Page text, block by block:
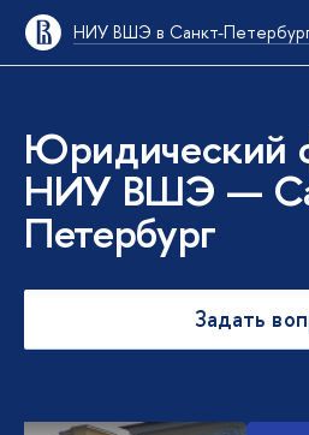
НИУ ВШЭ в Санкт-
Юридический
НИУ ВШЭ —
Петербург
Задать